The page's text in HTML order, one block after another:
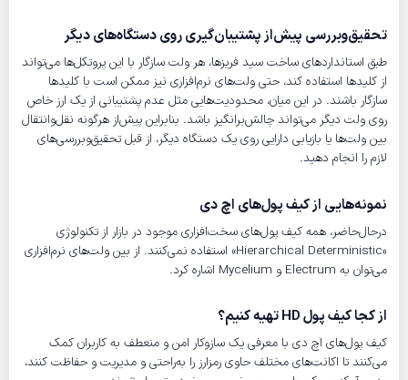
تحقیق‌وبررسی پیش‌از پشتیبان‌گیری روی دستگاه‌های دیگر
طبق استانداردهای ساخت سید فریزها، هر ولت سازگار با این پروتکل‌ها می‌تواند
از کلیدها استفاده کند، حتی ولت‌های نرم‌افزاری نیز ممکن است با کلیدها
سازگار باشند. در این میان، محدودیت‌هایی مثل عدم پشتیبانی از یک ارز خاص
روی ولت دیگر می‌تواند چالش‌برانگیز باشد. بنابراین پیش‌از هرگونه نقل‌وانتقال
بین ولت‌ها یا بازیابی دارایی روی یک دستگاه دیگر، از قبل تحقیق‌‌وبررسی‌های
لازم را انجام دهید.
نمونه‌هایی از کیف پول‌های اچ دی
درحال‌حاضر، همه کیف‌ پول‌های سخت‌افزاری موجود در بازار از تکنولوژی
«Hierarchical Deterministic» استفاده نمی‌کنند. از بین ولت‌های نرم‌افزاری
می‌توان به Electrum و Mycelium اشاره کرد.
از کجا کیف پول HD تهیه کنیم؟
کیف پول‌های اچ دی با معرفی یک سازوکار امن و منعطف به کاربران کمک
می‌کنند تا اکانت‌های مختلف حاوی رمزارز را به‌راحتی و مدیریت و حفاظت کنند،